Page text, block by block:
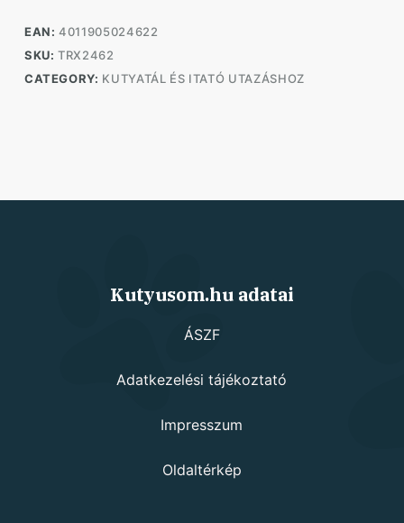
EAN:4011905024622
SKU:TRX2462
CATEGORY: KUTYATÁL ÉS ITATÓ UTAZÁSHOZ
Kutyusom.hu adatai
ÁSZF
Adatkezelési tájékoztató
Impresszum
Oldaltérkép